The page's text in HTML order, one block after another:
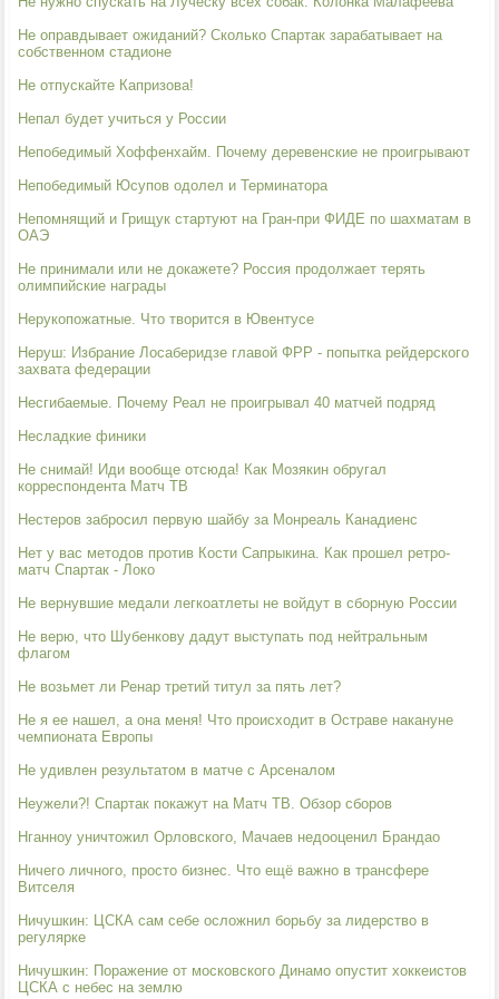
Не оправдывает ожиданий? Сколько Спартак зарабатывает на
собственном стадионе
Не отпускайте Капризова!
Непал будет учиться у России
Непобедимый Хоффенхайм. Почему деревенские не проигрывают
Непобедимый Юсупов одолел и Терминатора
Непомнящий и Грищук стартуют на Гран-при ФИДЕ по шахматам в
ОАЭ
Не принимали или не докажете? Россия продолжает терять
олимпийские награды
Нерукопожатные. Что творится в Ювентусе
Неруш: Избрание Лосаберидзе главой ФРР - попытка рейдерского
захвата федерации
Несгибаемые. Почему Реал не проигрывал 40 матчей подряд
Несладкие финики
Не снимай! Иди вообще отсюда! Как Мозякин обругал
корреспондента Матч ТВ
Нестеров забросил первую шайбу за Монреаль Канадиенс
Нет у вас методов против Кости Сапрыкина. Как прошел ретро-
матч Спартак - Локо
Не вернувшие медали легкоатлеты не войдут в сборную России
Не верю, что Шубенкову дадут выступать под нейтральным
флагом
Не возьмет ли Ренар третий титул за пять лет?
Не я ее нашел, а она меня! Что происходит в Остраве накануне
чемпионата Европы
Не удивлен результатом в матче с Арсеналом
Неужели?! Спартак покажут на Матч ТВ. Обзор сборов
Нганноу уничтожил Орловского, Мачаев недооценил Брандао
Ничего личного, просто бизнес. Что ещё важно в трансфере
Витселя
Ничушкин: ЦСКА сам себе осложнил борьбу за лидерство в
регулярке
Ничушкин: Поражение от московского Динамо опустит хоккеистов
ЦСКА с небес на землю